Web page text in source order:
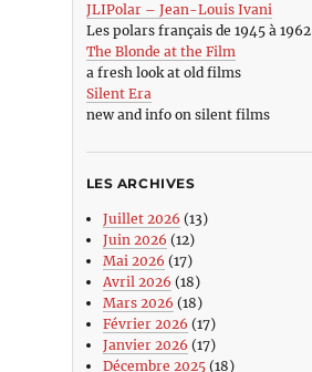
JLIPolar – Jean-Louis Ivani
Les polars français de 1945 à 1962
The Blonde at the Film
a fresh look at old films
Silent Era
new and info on silent films
LES ARCHIVES
Juillet 2026 (13)
Juin 2026 (12)
Mai 2026 (17)
Avril 2026 (18)
Mars 2026 (18)
Février 2026 (17)
Janvier 2026 (17)
Décembre 2025(18)